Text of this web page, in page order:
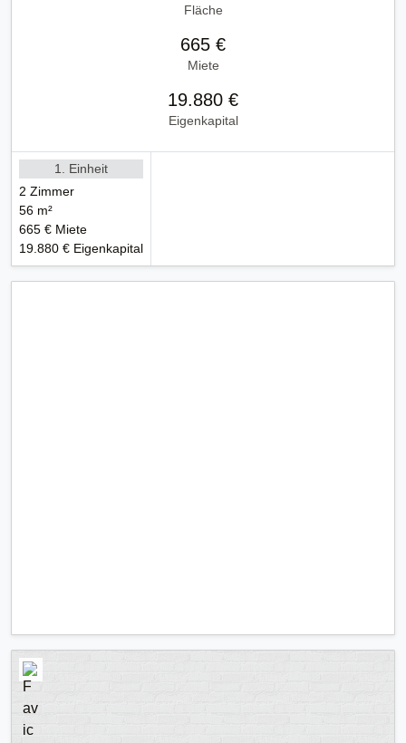
Fläche
665 €
Miete
19.880 €
Eigenkapital
1. Einheit
2 Zimmer
56 m²
665 € Miete
19.880 € Eigenkapital